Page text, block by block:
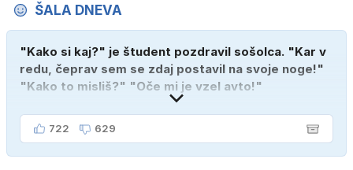
ŠALA DNEVA
"Kako si kaj?" je študent pozdravil sošolca. "Kar v
redu, čeprav sem se zdaj postavil na svoje noge!"
"Kako to misliš?" "Oče mi je vzel avto!"
722 629